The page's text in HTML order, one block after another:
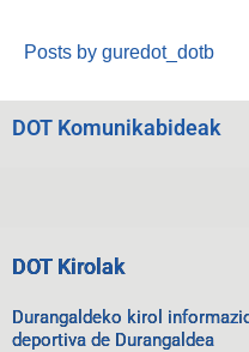
Posts by guredot_dotb
DOT Komunikabideak
DOT Kirolak
Durangaldeko kirol
deportiva de Durangaldea